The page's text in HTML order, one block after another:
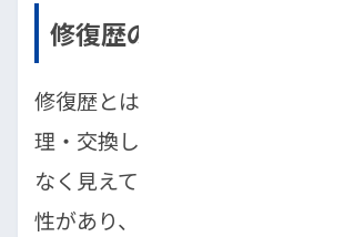
修復歴の有無
修復歴とは、車の骨格部分(フレ
理・交換した履歴のことです。
なく見えても、内部の構造が歪ん
性があり、